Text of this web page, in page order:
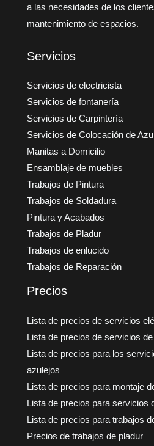
a las necesidades de los
mantenimiento de espacios.
Servicios
Servicios de electricista
Servicios de fontanería
Servicios de Carpintería
Servicios de Colocación de
Manitas a Domicilio
Ensamblaje de muebles
Trabajos de Pintura
Trabajos de Soldadura
Pintura y Acabados
Trabajos de Pladur
Trabajos de enlucido
Trabajos de Reparación
Precios
Lista de precios de servicios
Lista de precios de servicios
Lista de precios para los
azulejos
Lista de precios para montaje
Lista de precios para servicios
Lista de precios para trabajos
Precios de trabajos de pladur